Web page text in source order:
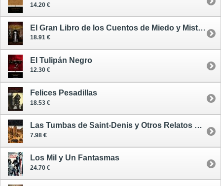
14.20 €
El Gran Libro de los Cuentos de Miedo y Misterio
18.91 €
El Tulipán Negro
12.30 €
Felices Pesadillas
18.53 €
Las Tumbas de Saint-Denis y Otros Relatos de Terror
7.98 €
Los Mil y Un Fantasmas
24.70 €